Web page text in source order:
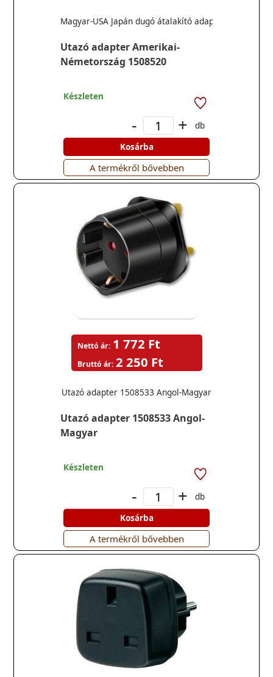
Utazó adapter Amerikai-
Németország 1508520
Magyar-USA Japán dugó átalakító adapter
Készleten
- +
db
Kosárba
A termékről bővebben
Utazó adapter 1508533 Angol-
Magyar
Utazó adapter 1508533 Angol-Magyar
Nettó ár: 1 772 Ft
Bruttó ár: 2 250 Ft
Készleten
- +
db
Kosárba
A termékről bővebben